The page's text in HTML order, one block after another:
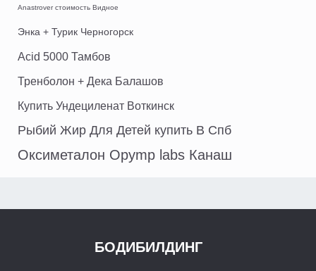
Anastrover стоимость Видное
Энка + Турик Черногорск
Acid 5000 Тамбов
Тренболон + Дека Балашов
Купить Ундециленат Воткинск
Рыбий Жир Для Детей купить В Спб
Оксиметалон Opymp labs Канаш
БОДИБИЛДИНГ